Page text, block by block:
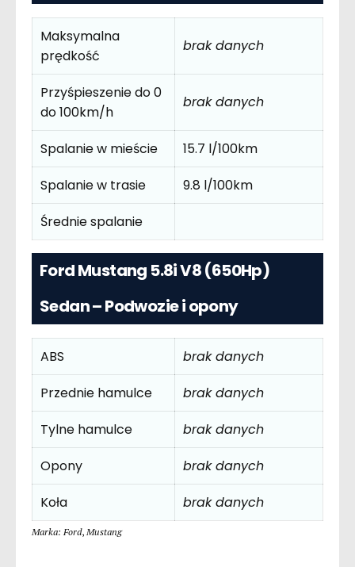
Maksymalna
prędkość
brak danych
Przyśpieszenie do 0
do 100km/h
brak danych
Spalanie w mieście
15.7 l/100km
Spalanie w trasie
9.8 l/100km
Średnie spalanie
Ford Mustang 5.8i V8 (650Hp)
Sedan – Podwozie i opony
ABS
brak danych
Przednie hamulce
brak danych
Tylne hamulce
brak danych
Opony
brak danych
Koła
brak danych
Marka: Ford, Mustang